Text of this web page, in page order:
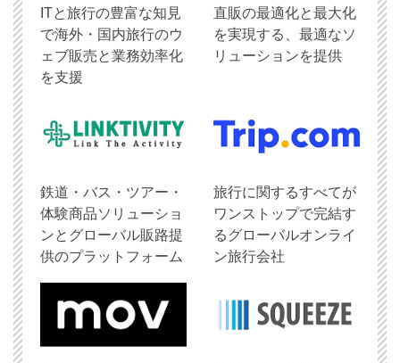
ITと旅行の豊富な知見
で海外・国内旅行のウ
ェブ販売と業務効率化
を支援
直販の最適化と最大化
を実現する、最適なソ
リューションを提供
鉄道・バス・ツアー・
体験商品ソリューショ
ンとグローバル販路提
供のプラットフォーム
旅行に関するすべてが
ワンストップで完結す
るグローバルオンライ
ン旅行会社